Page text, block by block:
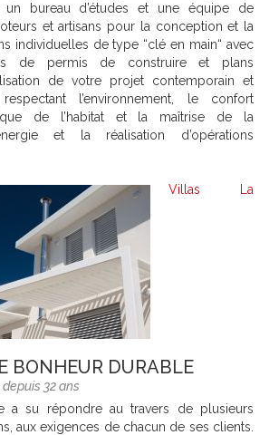
bureau d’études et une équipe de
et artisans pour la conception et la
individuelles de type “clé en main“ avec
de permis de construire et plans
de votre projet contemporain et
l’environnement, le confort
de l’habitat et la maîtrise de la
et la réalisation d’opérations
Villas La
BONHEUR DURABLE
32 ans
a su répondre au travers de plusieurs
aux exigences de chacun de ses clients.